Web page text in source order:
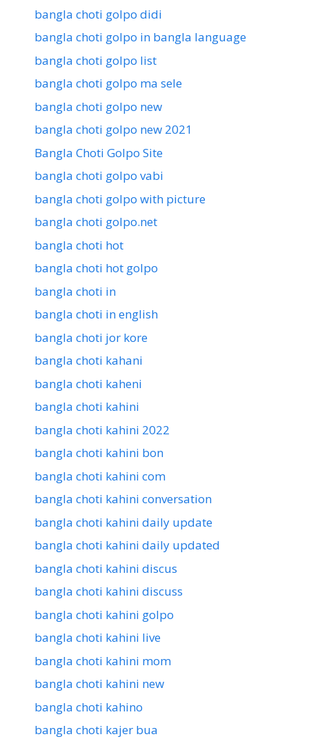
bangla choti golpo didi
bangla choti golpo in bangla language
bangla choti golpo list
bangla choti golpo ma sele
bangla choti golpo new
bangla choti golpo new 2021
Bangla Choti Golpo Site
bangla choti golpo vabi
bangla choti golpo with picture
bangla choti golpo.net
bangla choti hot
bangla choti hot golpo
bangla choti in
bangla choti in english
bangla choti jor kore
bangla choti kahani
bangla choti kaheni
bangla choti kahini
bangla choti kahini 2022
bangla choti kahini bon
bangla choti kahini com
bangla choti kahini conversation
bangla choti kahini daily update
bangla choti kahini daily updated
bangla choti kahini discus
bangla choti kahini discuss
bangla choti kahini golpo
bangla choti kahini live
bangla choti kahini mom
bangla choti kahini new
bangla choti kahino
bangla choti kajer bua